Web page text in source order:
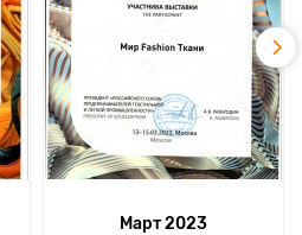
Март 2023